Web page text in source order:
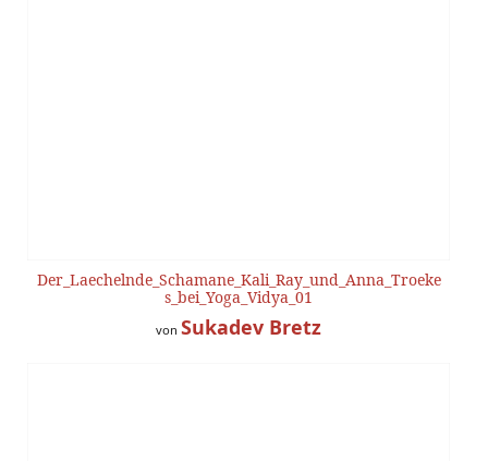
Der_Laechelnde_Schamane_Kali_Ray_und_Anna_Troeke
s_bei_Yoga_Vidya_01
von Sukadev Bretz